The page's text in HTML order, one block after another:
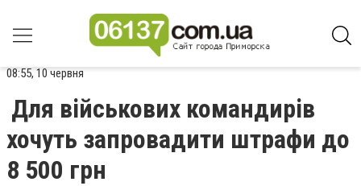
08:55, 10 червня
Для військових командирів
хочуть запровадити штрафи до
8 500 грн